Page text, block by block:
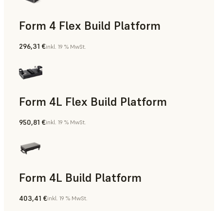
Form 4 Flex Build Platform
296,31 €inkl. 19 % MwSt.
Form 4L Flex Build Platform
950,81 €inkl. 19 % MwSt.
Form 4L Build Platform
403,41 €inkl. 19 % MwSt.